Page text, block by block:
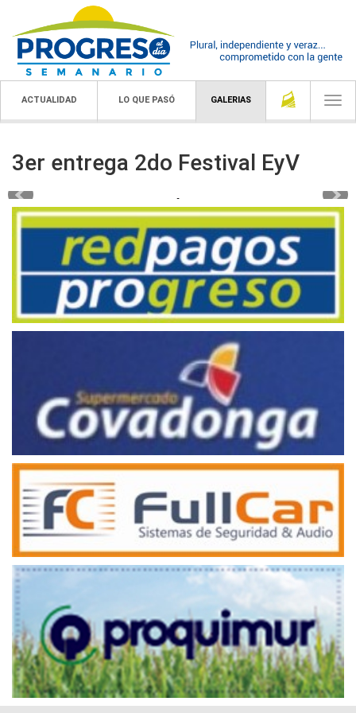
ACTUALIDAD LO QUE PASÓ GALERIAS
3er entrega 2do Festival EyV